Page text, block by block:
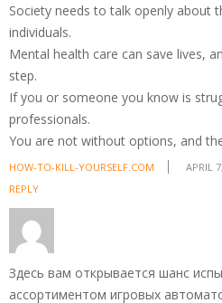
Society needs to talk openly about
individuals.
Mental health care can save lives,
step.
If you or someone you know is
professionals.
You are not without options, and
HOW-TO-KILL-YOURSELF.COM APRIL
REPLY
Здесь вам открывается шанс
ассортиментом игровых